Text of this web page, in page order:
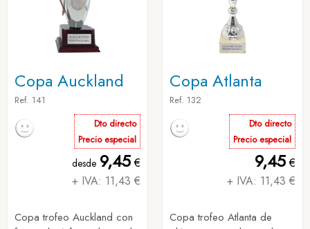
Copa Auckland
Ref. 141
Dto directo
Precio especial
desde 9,45€
+ IVA: 11,43 €
Copa trofeo Auckland con
Copa Atlanta
Ref. 132
Dto directo
Precio especial
9,45€
+ IVA: 11,43 €
Copa trofeo Atlanta de